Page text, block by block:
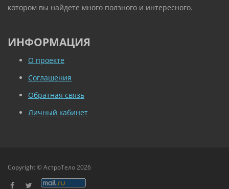
котором вы найдете много ползного и интересного.
ИНФОРМАЦИЯ
О проекте
Соглашения
Обратная связь
Личный кабинет
Copyright © АстроТело 2026